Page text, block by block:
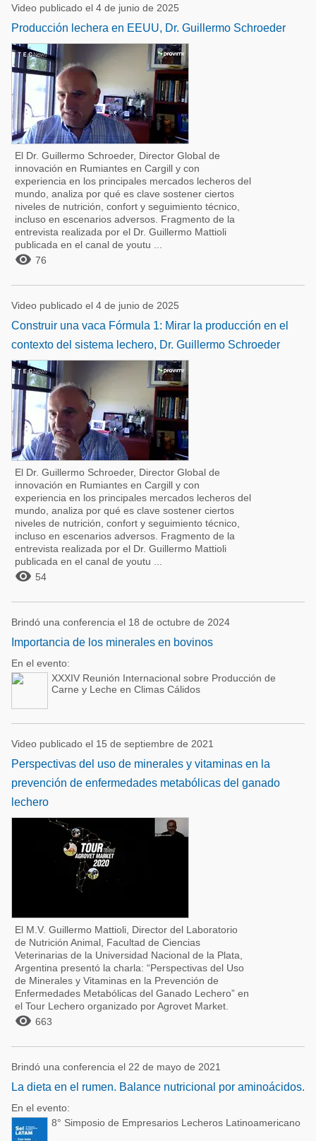
Video publicado el 4 de junio de 2025
Producción lechera en EEUU, Dr. Guillermo Schroeder
El Dr. Guillermo Schroeder, Director Global de
innovación en Rumiantes en Cargill y con
experiencia en los principales mercados lecheros del
mundo, analiza por qué es clave sostener ciertos
niveles de nutrición, confort y seguimiento técnico,
incluso en escenarios adversos. Fragmento de la
entrevista realizada por el Dr. Guillermo Mattioli
publicada en el canal de youtu ...
 76
Video publicado el 4 de junio de 2025
Construir una vaca Fórmula 1: Mirar la producción en el
contexto del sistema lechero, Dr. Guillermo Schroeder
El Dr. Guillermo Schroeder, Director Global de
innovación en Rumiantes en Cargill y con
experiencia en los principales mercados lecheros del
mundo, analiza por qué es clave sostener ciertos
niveles de nutrición, confort y seguimiento técnico,
incluso en escenarios adversos. Fragmento de la
entrevista realizada por el Dr. Guillermo Mattioli
publicada en el canal de youtu ...
 54
Brindó una conferencia el 18 de octubre de 2024
Importancia de los minerales en bovinos
En el evento:
XXXIV Reunión Internacional sobre Producción de
Carne y Leche en Climas Cálidos
Video publicado el 15 de septiembre de 2021
Perspectivas del uso de minerales y vitaminas en la
prevención de enfermedades metabólicas del ganado
lechero
El M.V. Guillermo Mattioli, Director del Laboratorio
de Nutrición Animal, Facultad de Ciencias
Veterinarias de la Universidad Nacional de la Plata,
Argentina presentó la charla: “Perspectivas del Uso
de Minerales y Vitaminas en la Prevención de
Enfermedades Metabólicas del Ganado Lechero” en
el Tour Lechero organizado por Agrovet Market.
 663
Brindó una conferencia el 22 de mayo de 2021
La dieta en el rumen. Balance nutricional por aminoácidos.
En el evento:
8° Simposio de Empresarios Lecheros Latinoamericano